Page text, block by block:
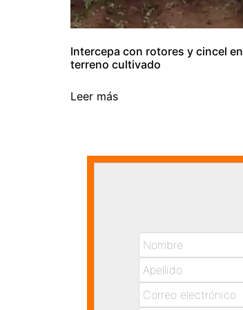
Intercepa con rotores y cincel en
terreno cultivado
Leer más